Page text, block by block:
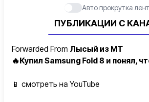
Авто прокрутка
ПУБЛИКАЦИИ С
Forwarded From Лысый из МТ
🔥Купил Samsung Fold 8 и понял,
📱 смотреть на YouTube